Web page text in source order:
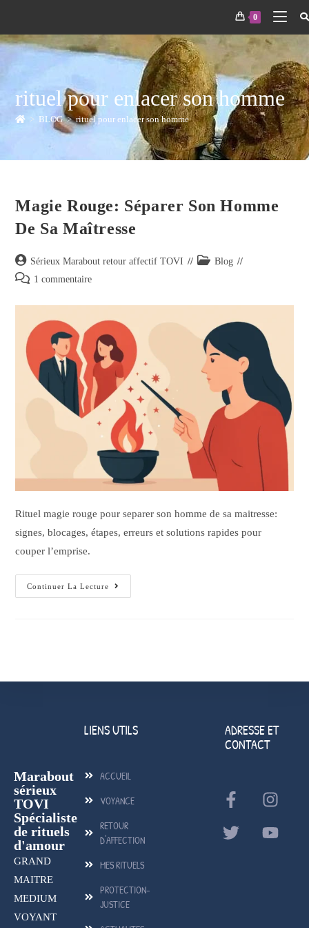
0
rituel pour enlacer son homme
> BLOG > rituel pour enlacer son homme
Magie Rouge: Séparer Son Homme
De Sa Maîtresse
Sérieux Marabout retour affectif TOVI
Blog
1 commentaire
Rituel magie rouge pour separer son homme de sa maitresse:
signes, blocages, étapes, erreurs et solutions rapides pour
couper l’emprise.
Continuer La Lecture
Marabout
sérieux
TOVI
Spécialiste
de rituels
d'amour
GRAND
MAITRE
MEDIUM
VOYANT
LIENS UTILS
ACCUEIL
VOYANCE
RETOUR
D'AFFECTION
MES RITUELS
PROTECTION-
JUSTICE
ADRESSE ET
CONTACT